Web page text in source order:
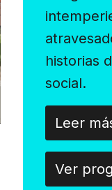
historias
social.
Leer
Ver